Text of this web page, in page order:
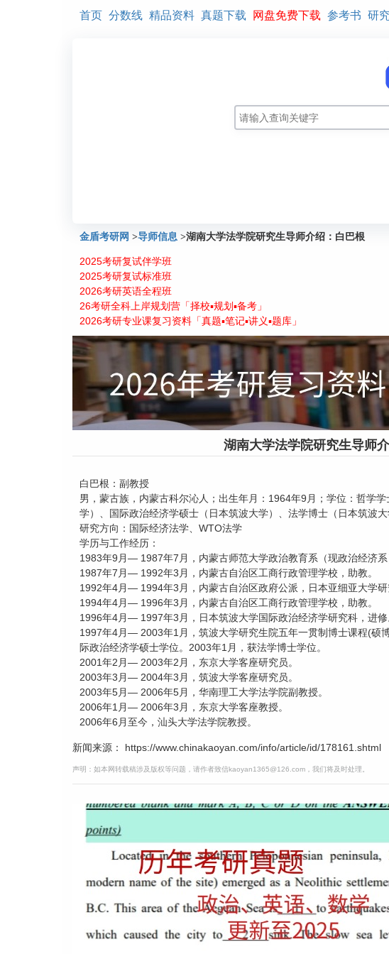
首页 分数线 精品资料 真题下载 网盘免费下载 参考书 研
金盾考研网 >导师信息 >湖南大学法学院研究生导师介绍：白巴根
2025考研复试伴学班
2025考研复试标准班
2026考研英语全程班
26考研全科上岸规划营「择校▪规划▪备考」
2026考研专业课复习资料「真题▪笔记▪讲义▪题库」
湖南大学法学院研究生导师
白巴根：副教授
男，蒙古族，内蒙古科尔沁人；出生年月：1964年9月；学位：哲学
学）、国际政治经济学硕士（日本筑波大学）、法学博士（日本筑波大
研究方向：国际经济法学、WTO法学
学历与工作经历：
1983年9月— 1987年7月，内蒙古师范大学政治教育系（现政治经济系
1987年7月— 1992年3月，内蒙古自治区工商行政管理学校，助教。
1992年4月— 1994年3月，内蒙古自治区政府公派，日本亚细亚大学研
1994年4月— 1996年3月，内蒙古自治区工商行政管理学校，助教。
1996年4月— 1997年3月，日本筑波大学国际政治经济学研究科，进修
1997年4月— 2003年1月，筑波大学研究生院五年一贯制博士课程(硕
际政治经济学硕士学位。2003年1月，获法学博士学位。
2001年2月— 2003年2月，东京大学客座研究员。
2003年3月— 2004年3月，筑波大学客座研究员。
2003年5月— 2006年5月，华南理工大学法学院副教授。
2006年1月— 2006年3月，东京大学客座教授。
2006年6月至今，汕头大学法学院教授。
新闻来源： https://www.chinakaoyan.com/info/article/id/178161.shtml
声明：如本网转载稿涉及版权等问题，请作者致信kaoyan1365@126.com，我们将及时处理。